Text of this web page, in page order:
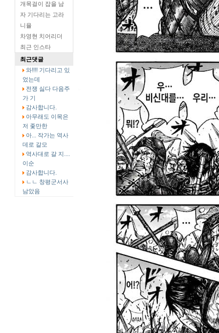
개목걸이 잡을 남
자 기다리는 고라
니율
차영현 치어리더
최근 인스타
최근댓글
와!!!! 기다리고 있
었는데
전쟁 싫다 다음주
가 기
감사합니다.
아무래도 이목은
저 좇만한
아... 작가는 역사
데로 갈모
역사대로 갈 지....
이순
감사합니다.
ㄴㄴ 창평군서사
남았음